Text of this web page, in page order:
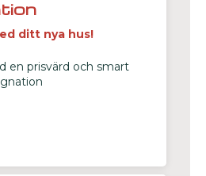
ditt nya hus!
en prisvärd och smart